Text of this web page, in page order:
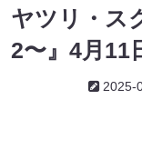
ヤツリ・ス
2〜』4月11
2025-